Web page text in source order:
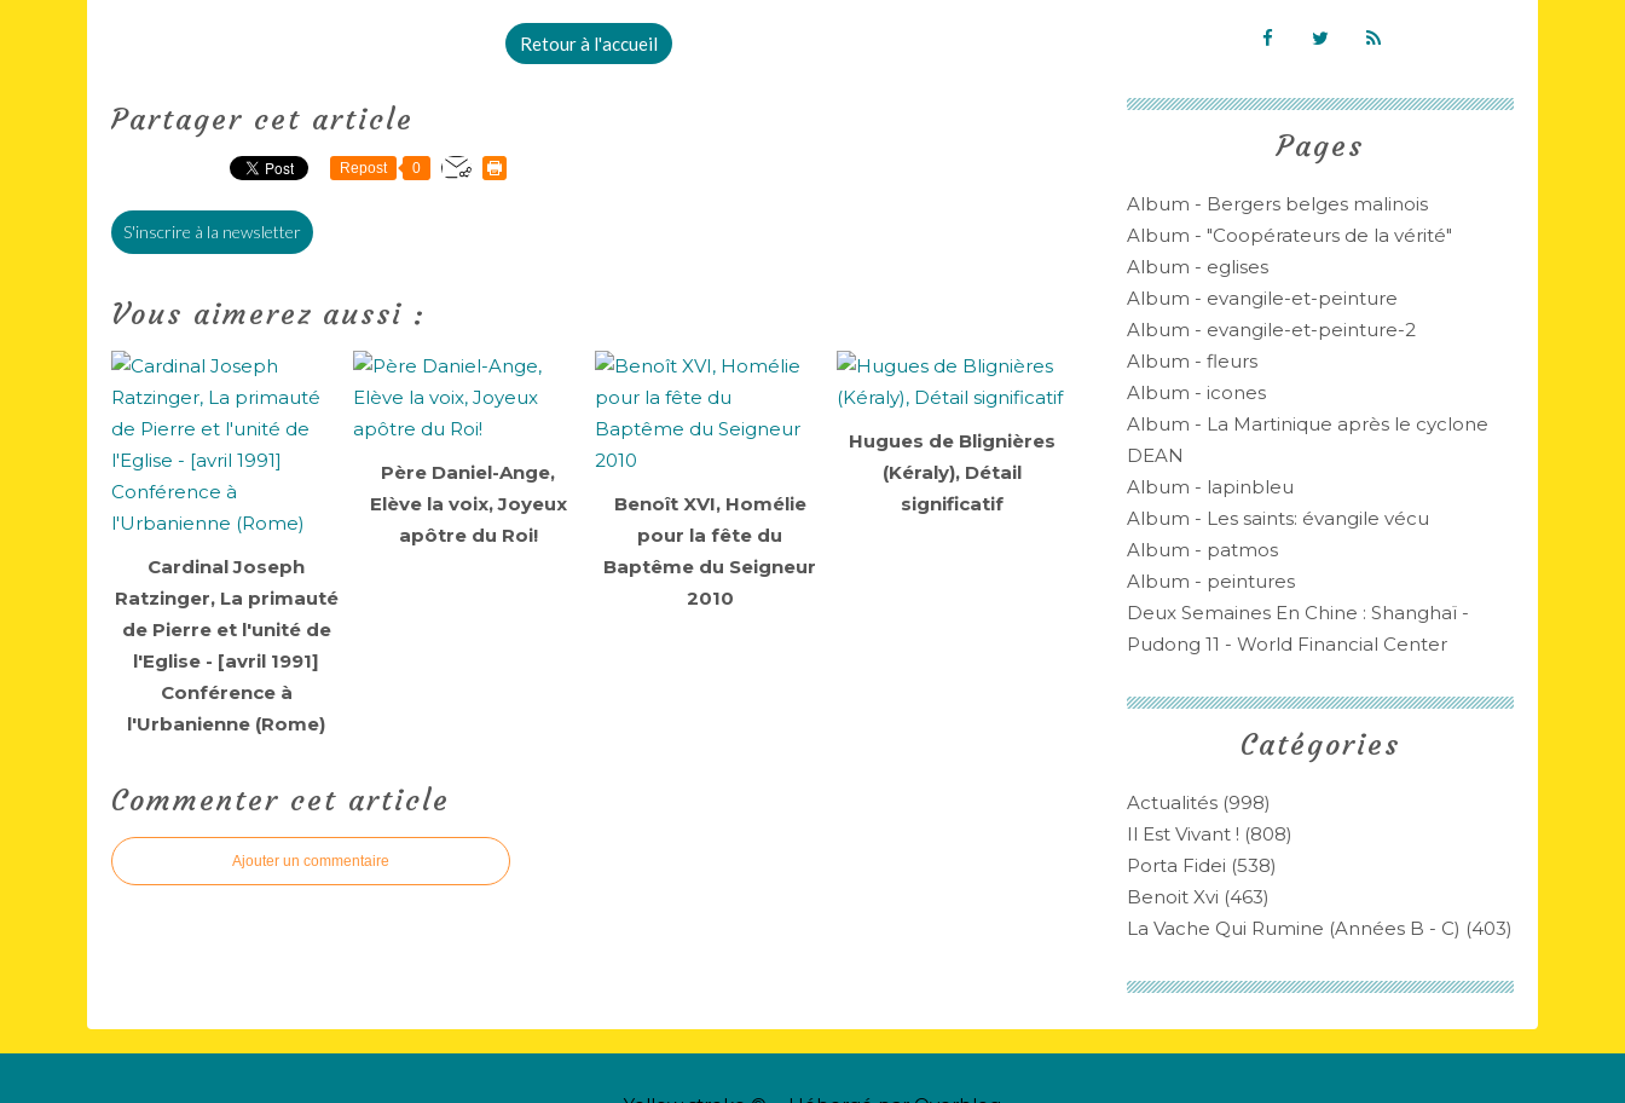
Retour à l'accueil
Partager cet article
Repost 0
S'inscrire à la newsletter
Vous aimerez aussi :
Cardinal Joseph
Ratzinger, La primauté
de Pierre et l'unité de
l'Eglise - [avril 1991]
Conférence à
l'Urbanienne (Rome)
Père Daniel-Ange,
Elève la voix, Joyeux
apôtre du Roi!
Benoît XVI, Homélie
pour la fête du
Baptême du Seigneur
2010
Hugues de Blignières
(Kéraly), Détail
significatif
Commenter cet article
Ajouter un commentaire
Catégories
Actualités (998)
Il Est Vivant ! (808)
Porta Fidei (538)
Benoit Xvi (463)
La Vache Qui Rumine (années B - C) (403)
Pages
Album - Bergers belges malinois
Album - "Coopérateurs de la vérité"
Album - eglises
Album - evangile-et-peinture
Album - evangile-et-peinture-2
Album - fleurs
Album - icones
Album - La Martinique après le cyclone
DEAN
Album - lapinbleu
Album - Les saints: évangile vécu
Album - patmos
Album - peintures
Deux Semaines En Chine : Shanghaï -
Pudong 11 - World Financial Center